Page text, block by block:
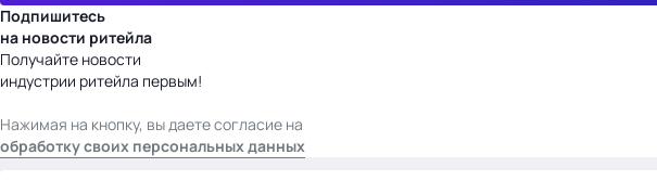
Подпишитесь
на новости ритейла
Получайте новости
индустрии ритейла первым!
Нажимая на кнопку, вы даете согласие на
обработку своих персональных данных